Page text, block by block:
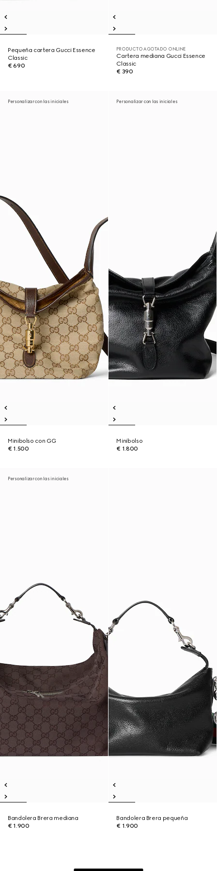
Pequeña cartera Gucci Essence
Classic
€ 690
PRODUCTO AGOTADO ONLINE
Cartera mediana Gucci Essence
Classic
€ 390
Personalizar con las iniciales
Minibolso con GG
€ 1.500
Personalizar con las iniciales
Minibolso
€ 1.800
Personalizar con las iniciales
Bandolera Brera mediana
€ 1.900
Bandolera Brera pequeña
€ 1.900